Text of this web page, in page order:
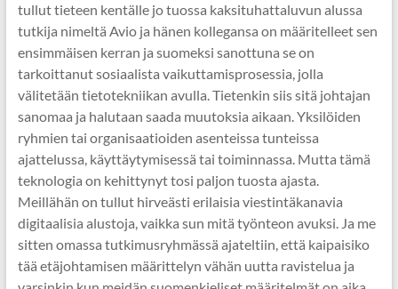
tullut tieteen kentälle jo tuossa kaksituhattaluvun alussa
tutkija nimeltä Avio ja hänen kollegansa on määritelleet sen
ensimmäisen kerran ja suomeksi sanottuna se on
tarkoittanut sosiaalista vaikuttamisprosessia, jolla
välitetään tietotekniikan avulla. Tietenkin siis sitä johtajan
sanomaa ja halutaan saada muutoksia aikaan. Yksilöiden
ryhmien tai organisaatioiden asenteissa tunteissa
ajattelussa, käyttäytymisessä tai toiminnassa. Mutta tämä
teknologia on kehittynyt tosi paljon tuosta ajasta.
Meillähän on tullut hirveästi erilaisia viestintäkanavia
digitaalisia alustoja, vaikka sun mitä työnteon avuksi. Ja me
sitten omassa tutkimusryhmässä ajateltiin, että kaipaisiko
tää etäjohtamisen määrittelyn vähän uutta ravistelua ja